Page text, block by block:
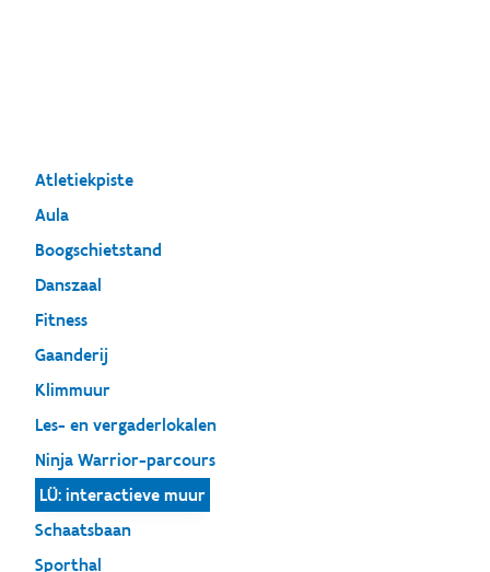
Atletiekpiste
Aula
Boogschietstand
Danszaal
Fitness
Gaanderij
Klimmuur
Les- en vergaderlokalen
Ninja Warrior-parcours
LÜ: interactieve muur
Schaatsbaan
Sporthal